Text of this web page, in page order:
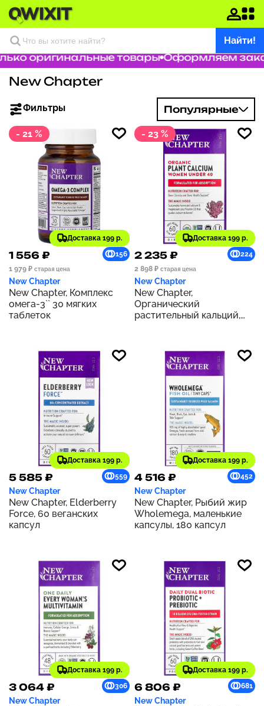
Найти!
оригинальные товары Оформляем заказ
New Chapter
Фильтры Популярные
- 21 %
Доставка 199 р.
1 556 ₽
156
1 979 ₽ старая цена
New Chapter
New Chapter, Комплекс
омега-3`` 30 мягких
таблеток
- 23 %
Доставка 199 р.
2 235 ₽
224
2 898 ₽ старая цена
New Chapter
New Chapter,
Органический
растительный кальций,
для снижения веса
Доставка 199 р.
5 585 ₽ 559
New Chapter
New Chapter, Elderberry
Force, 60 веганских
капсул
Доставка 199 р.
4 516 ₽ 452
New Chapter
New Chapter, Рыбий жир
Wholemega, маленькие
капсулы, 180 капсул
Доставка 199 р.
3 064 ₽ 306
New Chapter
Доставка 199 р.
6 806 ₽ 681
New Chapter